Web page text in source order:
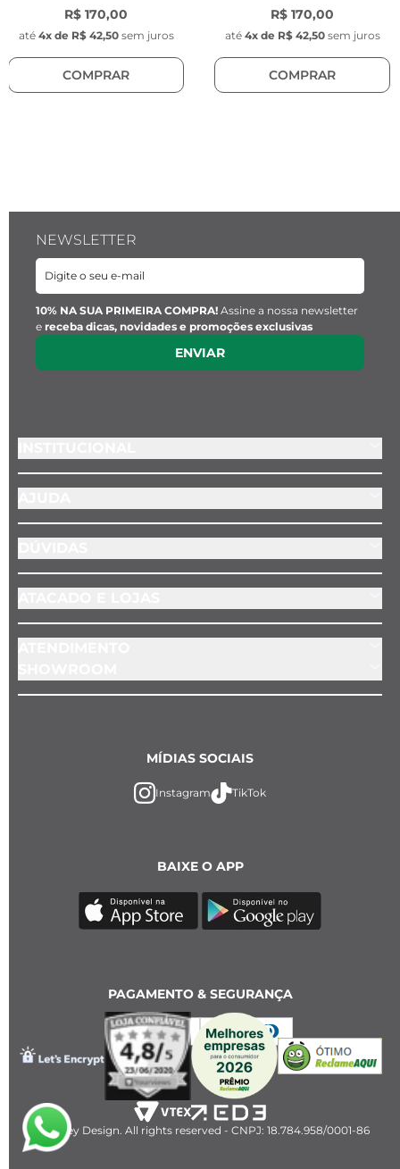
- Modelo: Elo oval
Elo Maior (Facetado):
- Comprimento do elo: 9 mm
- Largura do elo: 6,5 mm
Características do Pingente Key Design:
- Pingente redondo com gravação da chave da
Key Design
- Diâmetro: 1 cm
- Cor: Prata
lado do fecho)
R$ 170,00
até 4x de R$ 42,50 sem juros
COMPRAR
R$ 170,00
até 4x de R$ 42,50 sem juros
COMPRAR
NEWSLETTER
10% NA SUA PRIMEIRA COMPRA! Assine a nossa newsletter
e receba dicas, novidades e promoções exclusivas
ENVIAR
BAIXE O APP
MÍDIAS SOCIAIS
Instagram TikTok
PAGAMENTO & SEGURANÇA
2023 Key Design. All rights reserved - CNPJ: 18.784.958/0001-86